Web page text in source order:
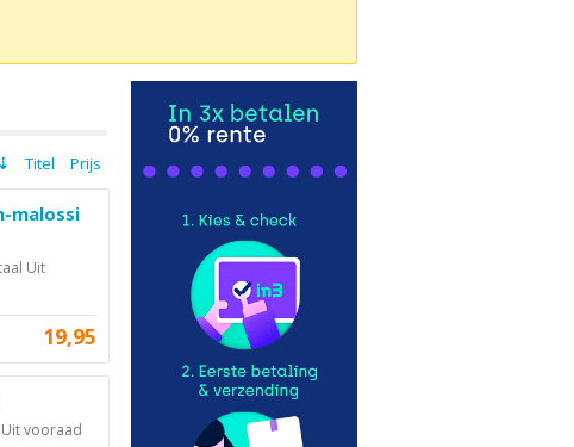
Titel Prijs
malossi
Uit
19,95
vooraad